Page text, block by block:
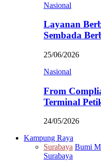
Nasional
Layanan
Sembada
25/06/2026
Nasional
From
Terminal
24/05/2026
Kampung Raya
Surabaya Bumi
Surabaya